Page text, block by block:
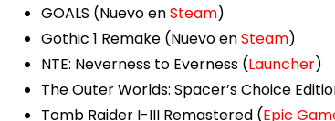
GOALS (Nuevo enSteam)
Gothic 1 Remake (Nuevo enSteam)
NTE: Neverness to Everness (Launcher)
The Outer Worlds: Spacer’s Choice
Tomb Raider I-III Remastered (Epic